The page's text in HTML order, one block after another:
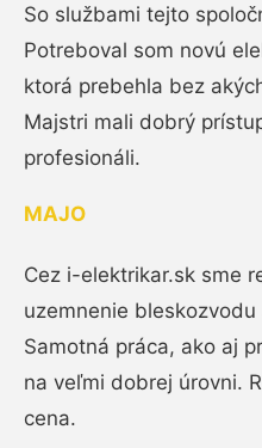
So službami tejto
Potreboval som novú
ktorá prebehla bez
Majstri mali dobrý
profesionáli.
MAJO
Cez i-elektrikar.sk sme
uzemnenie
Samotná práca, ako aj
na veľmi dobrej úrovni.
cena.